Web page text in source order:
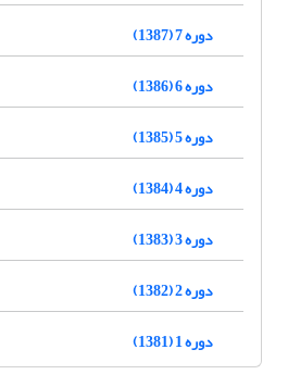
دوره 7 (1387)
دوره 6 (1386)
دوره 5 (1385)
دوره 4 (1384)
دوره 3 (1383)
دوره 2 (1382)
دوره 1 (1381)